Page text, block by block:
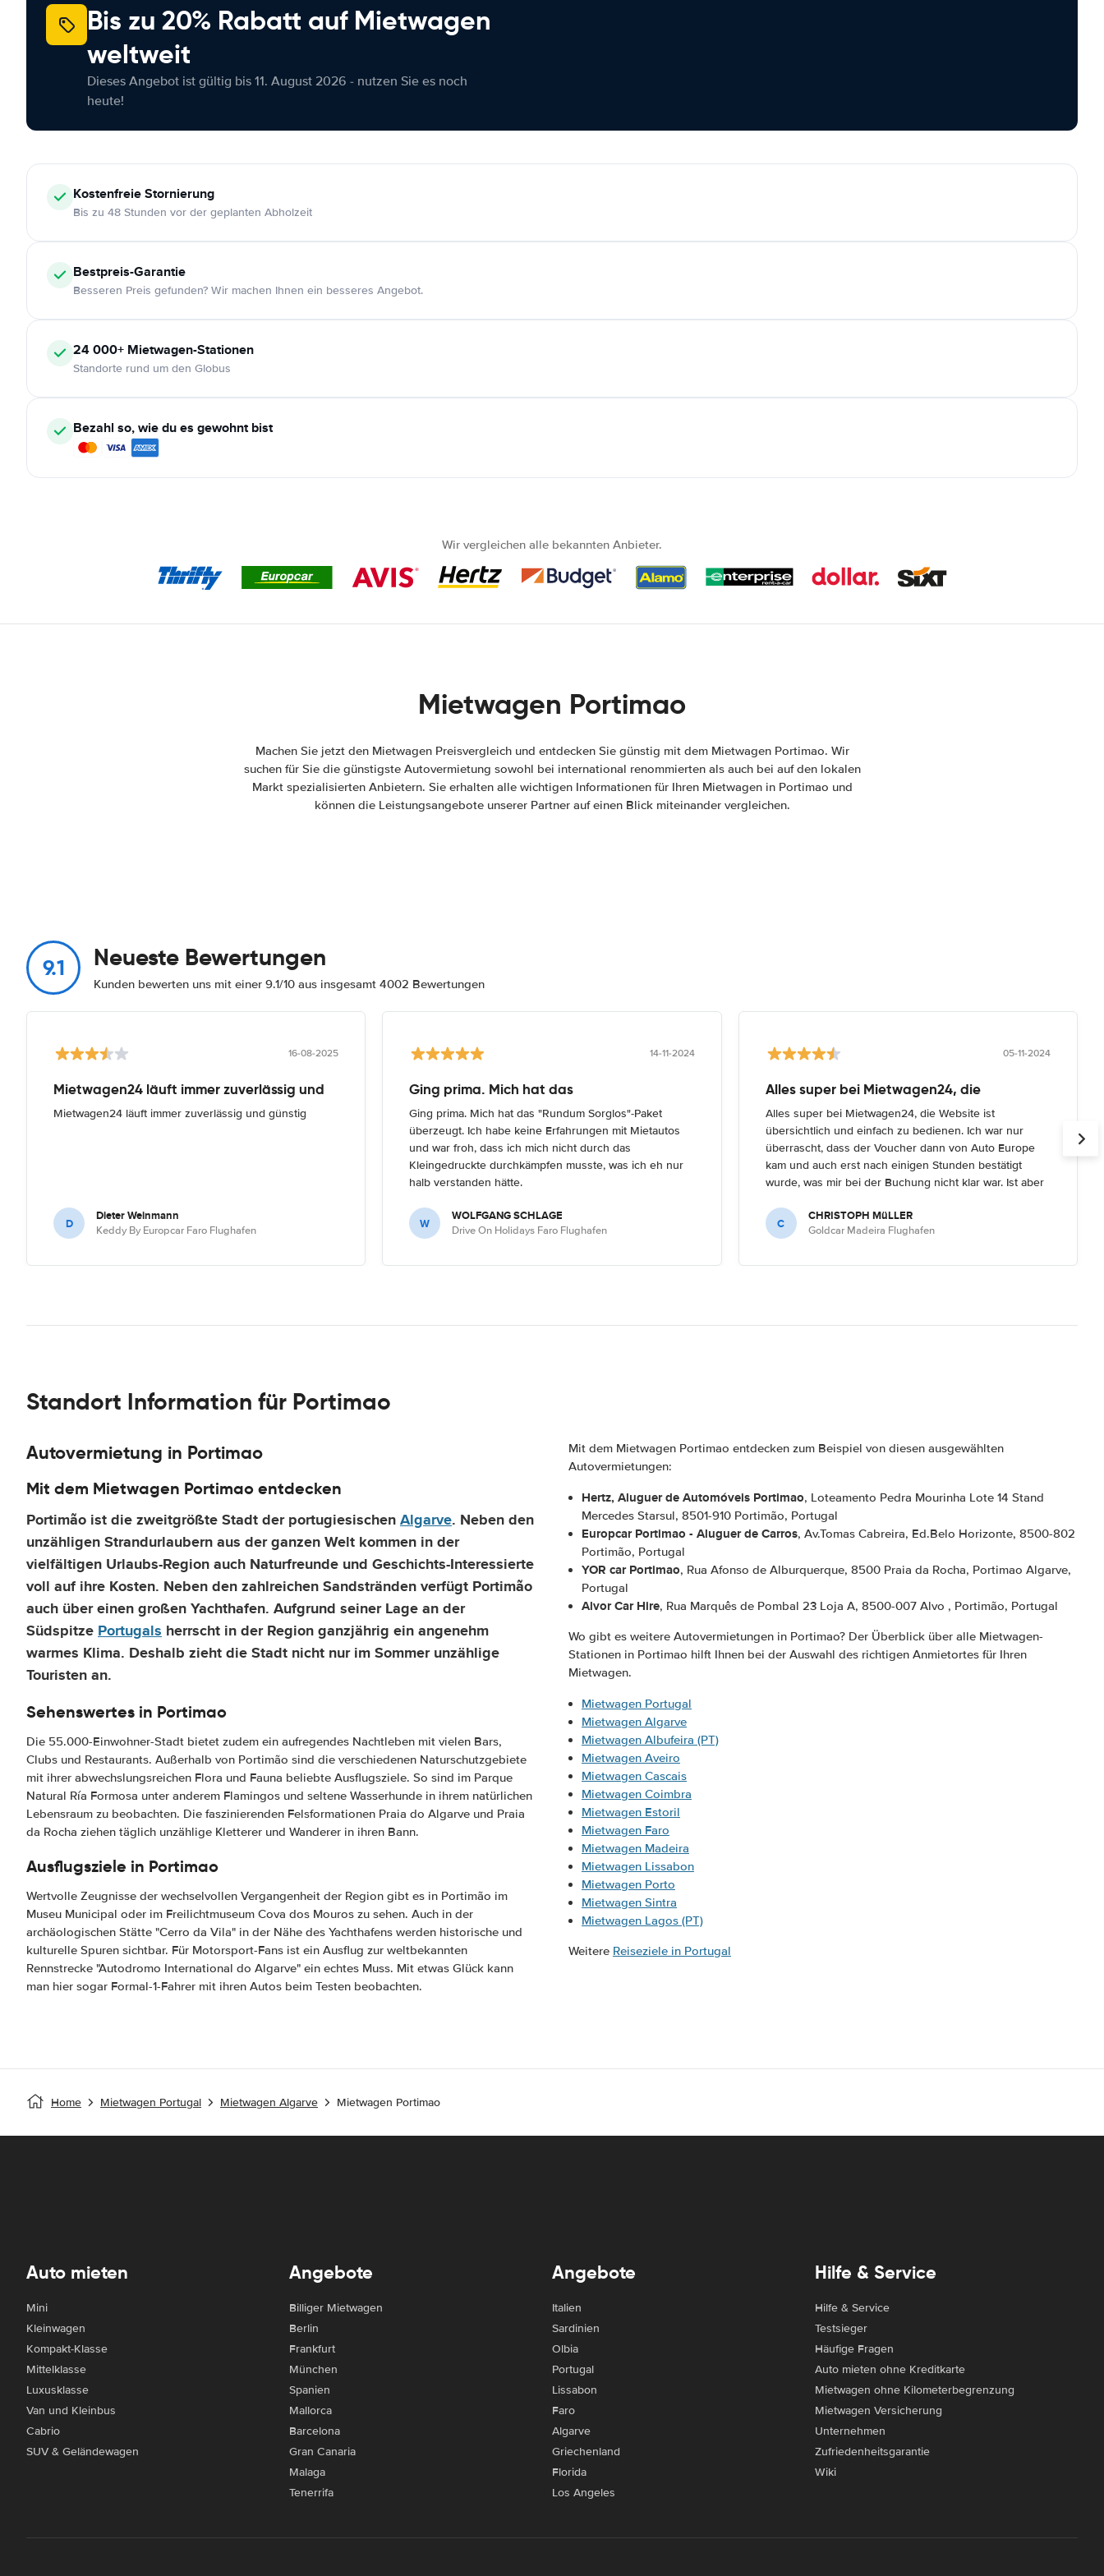
Bis zu 20% Rabatt auf Mietwagen
weltweit
Dieses Angebot ist gültig bis 11. August 2026 - nutzen Sie es noch
heute!
KostenfreieStornierung
Bis zu 48 Stunden vor der geplanten Abholzeit
Bestpreis-Garantie
Besseren Preis gefunden? Wir machen Ihnen ein besseres Angebot.
24 000+ Mietwagen-Stationen
Standorte rund um den Globus
Bezahl so, wie du es gewohnt bist
Wir vergleichen alle bekannten Anbieter.
Mietwagen Portimao
Machen Sie jetzt den Mietwagen Preisvergleich und entdecken Sie günstig mit dem Mietwagen Portimao. Wir
suchen für Sie die günstigste Autovermietung sowohl bei international renommierten als auch bei auf den lokalen
Markt spezialisierten Anbietern. Sie erhalten alle wichtigen Informationen für Ihren Mietwagen in Portimao und
können die Leistungsangebote unserer Partner auf einen Blick miteinander vergleichen.
9.1 Neueste Bewertungen
Kunden bewerten uns mit einer 9.1/10 aus insgesamt 4002 Bewertungen
16-08-2025
Mietwagen24 läuft immer zuverlässig und
Mietwagen24 läuft immer zuverlässig und günstig
D Dieter Weinmann
Keddy By Europcar Faro Flughafen
14-11-2024
Ging prima. Mich hat das
Ging prima. Mich hat das "Rundum Sorglos"-Paket
überzeugt. Ich habe keine Erfahrungen mit Mietautos
und war froh, dass ich mich nicht durch das
Kleingedruckte durchkämpfen musste, was ich eh nur
halb verstanden hätte.
W WOLFGANG SCHLAGE
Drive On Holidays Faro Flughafen
05-11-2024
Alles super bei Mietwagen24, die
Alles super bei Mietwagen24, die Website ist
übersichtlich und einfach zu bedienen. Ich war nur
überrascht, dass der Voucher dann von Auto Europe
kam und auch erst nach einigen Stunden bestätigt
wurde, was mir bei der Buchung nicht klar war. Ist aber
C CHRISTOPH MüLLER
Goldcar Madeira Flughafen
Standort Information für Portimao
Autovermietung in Portimao
Mit dem Mietwagen Portimao entdecken
Portimão ist die zweitgrößte Stadt der portugiesischenAlgarve. Neben den
unzähligen Strandurlaubern aus der ganzen Welt kommen in der
vielfältigen Urlaubs-Region auch Naturfreunde und Geschichts-Interessierte
voll auf ihre Kosten. Neben den zahlreichen Sandstränden verfügt Portimão
auch über einen großen Yachthafen. Aufgrund seiner Lage an der
Südspitze Portugals herrscht in der Region ganzjährig ein angenehm
warmes Klima. Deshalb zieht die Stadt nicht nur im Sommer unzählige
Touristen an.
Sehenswertes in Portimao
Die 55.000-Einwohner-Stadt bietet zudem ein aufregendes Nachtleben mit vielen Bars,
Clubs und Restaurants. Außerhalb von Portimão sind die verschiedenen Naturschutzgebiete
mit ihrer abwechslungsreichen Flora und Fauna beliebte Ausflugsziele. So sind im Parque
Natural Ría Formosa unter anderem Flamingos und seltene Wasserhunde in ihrem natürlichen
Lebensraum zu beobachten. Die faszinierenden Felsformationen Praia do Algarve und Praia
da Rocha ziehen täglich unzählige Kletterer und Wanderer in ihren Bann.
Ausflugsziele in Portimao
Wertvolle Zeugnisse der wechselvollen Vergangenheit der Region gibt es in Portimão im
Museu Municipal oder im Freilichtmuseum Cova dos Mouros zu sehen. Auch in der
archäologischen Stätte "Cerro da Vila" in der Nähe des Yachthafens werden historische und
kulturelle Spuren sichtbar. Für Motorsport-Fans ist ein Ausflug zur weltbekannten
Rennstrecke "Autodromo International do Algarve" ein echtes Muss. Mit etwas Glück kann
man hier sogar Formal-1-Fahrer mit ihren Autos beim Testen beobachten.
Mit dem Mietwagen Portimao entdecken zum Beispiel von diesen ausgewählten
Autovermietungen:
Hertz, Aluguer de Automóveis Portimao, Loteamento Pedra Mourinha Lote 14 Stand
Mercedes Starsul, 8501-910 Portimão, Portugal
Europcar Portimao - Aluguer de Carros, Av.Tomas Cabreira, Ed.Belo Horizonte, 8500-802
Portimão, Portugal
YOR car Portimao, Rua Afonso de Alburquerque, 8500 Praia da Rocha, Portimao Algarve,
Portugal
Alvor Car Hire, Rua Marquês de Pombal 23 Loja A, 8500-007 Alvo , Portimão, Portugal
Wo gibt es weitere Autovermietungen in Portimao? Der Überblick über alle Mietwagen-
Stationen in Portimao hilft Ihnen bei der Auswahl des richtigen Anmietortes für Ihren
Mietwagen.
Mietwagen Portugal
Mietwagen Algarve
Mietwagen Albufeira (PT)
Mietwagen Aveiro
Mietwagen Cascais
Mietwagen Coimbra
Mietwagen Estoril
Mietwagen Faro
Mietwagen Madeira
Mietwagen Lissabon
Mietwagen Porto
Mietwagen Sintra
Mietwagen Lagos (PT)
Weitere Reiseziele in Portugal
Home Mietwagen Portugal Mietwagen Algarve Mietwagen Portimao
Auto mieten
Mini
Kleinwagen
Kompakt-Klasse
Mittelklasse
Luxusklasse
Van und Kleinbus
Cabrio
SUV & Geländewagen
Angebote
Billiger Mietwagen
Berlin
Frankfurt
München
Spanien
Mallorca
Barcelona
Gran Canaria
Malaga
Tenerrifa
Angebote
Italien
Sardinien
Olbia
Portugal
Lissabon
Faro
Algarve
Griechenland
Florida
Los Angeles
Hilfe & Service
Hilfe & Service
Testsieger
Häufige Fragen
Auto mieten ohne Kreditkarte
Mietwagen ohne Kilometerbegrenzung
Mietwagen Versicherung
Unternehmen
Zufriedenheitsgarantie
Wiki